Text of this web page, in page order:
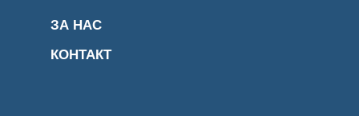
ЗА НАС
КОНТАКТ